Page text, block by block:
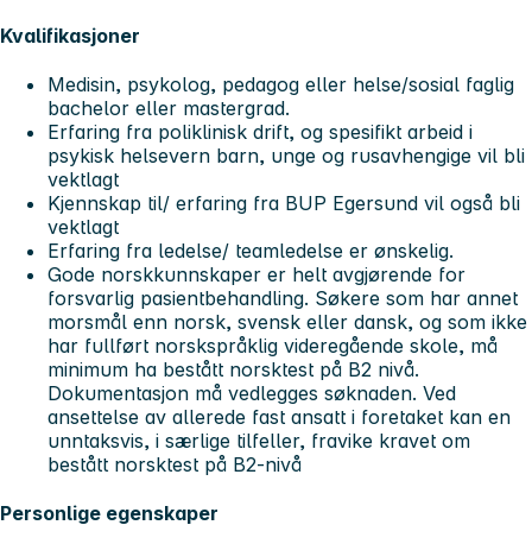
Kvalifikasjoner
Medisin, psykolog, pedagog eller helse/sosial faglig
bachelor eller mastergrad.
Erfaring fra poliklinisk drift, og spesifikt arbeid i
psykisk helsevern barn, unge og rusavhengige vil bli
vektlagt
Kjennskap til/ erfaring fra BUP Egersund vil også bli
vektlagt
Erfaring fra ledelse/ teamledelse er ønskelig.
Gode norskkunnskaper er helt avgjørende for
forsvarlig pasientbehandling. Søkere som har annet
morsmål enn norsk, svensk eller dansk, og som ikke
har fullført norskspråklig videregående skole, må
minimum ha bestått norsktest på B2 nivå.
Dokumentasjon må vedlegges søknaden. Ved
ansettelse av allerede fast ansatt i foretaket kan en
unntaksvis, i særlige tilfeller, fravike kravet om
bestått norsktest på B2-nivå
Personlige egenskaper